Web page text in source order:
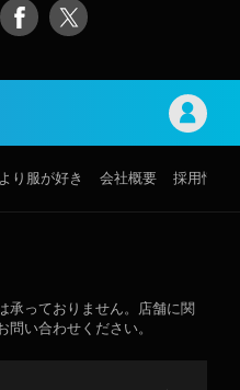
り服が好き 会社概要 採用情報
承っておりません。店舗に関
い合わせください。